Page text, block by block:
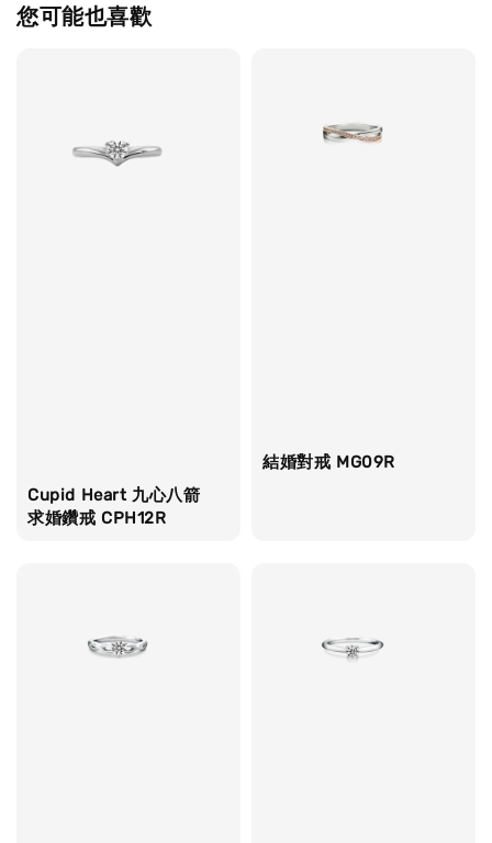
您可能也喜歡
Cupid Heart 九心八箭
求婚鑽戒 CPH12R
結婚對戒 MG09R